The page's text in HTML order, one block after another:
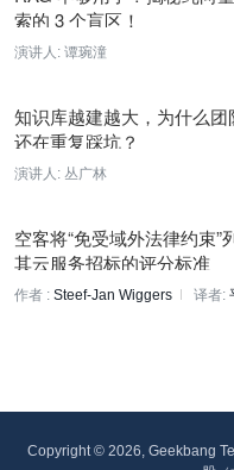
索的 3 个盲区！
演讲人: 谭琬潼
知识库越建越大，为什么团
还在重复踩坑？
演讲人: 丛广林
空客将“免受域外法律约束”
其云服务招标的评分标准
作者 : Steef-Jan Wiggers 译者:
Copyright © 2026, Geekbang